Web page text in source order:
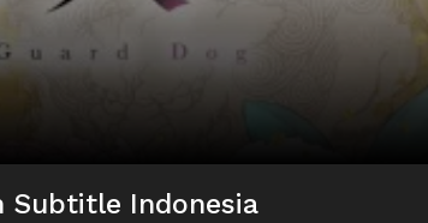
Subtitle Indonesia